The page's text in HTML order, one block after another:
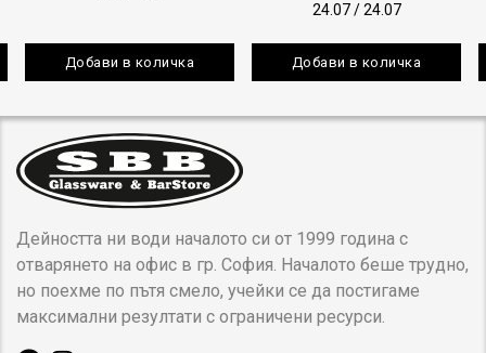
Добави в количка
24.07 /24.07
Добави в количка
Дейността ни води началото си от 1999 година с
отварянето на офис в гр. София. Началото беше трудно,
но поехме по пътя смело, учейки се да постигаме
максимални резултати с ограничени ресурси.